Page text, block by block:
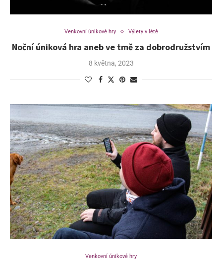
Venkovní únikové hry Výlety v létě
Noční úniková hra aneb ve tmě za dobrodružstvím
8 května, 2023
Venkovní únikové hry